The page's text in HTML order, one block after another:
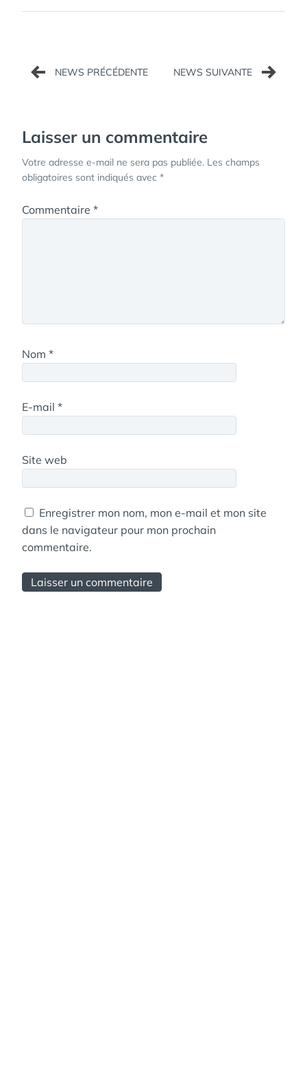
Navigation
de
Laisser un commentaire
Votre adresse e-mail ne sera pas publiée. Les champs
obligatoires sont indiqués avec *
Commentaire *
Nom *
E-mail *
Site web
Enregistrer mon nom, mon e-mail et mon site
dans le navigateur pour mon prochain
commentaire.